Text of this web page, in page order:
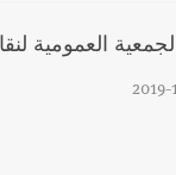
العمومية لنقابة
2019-